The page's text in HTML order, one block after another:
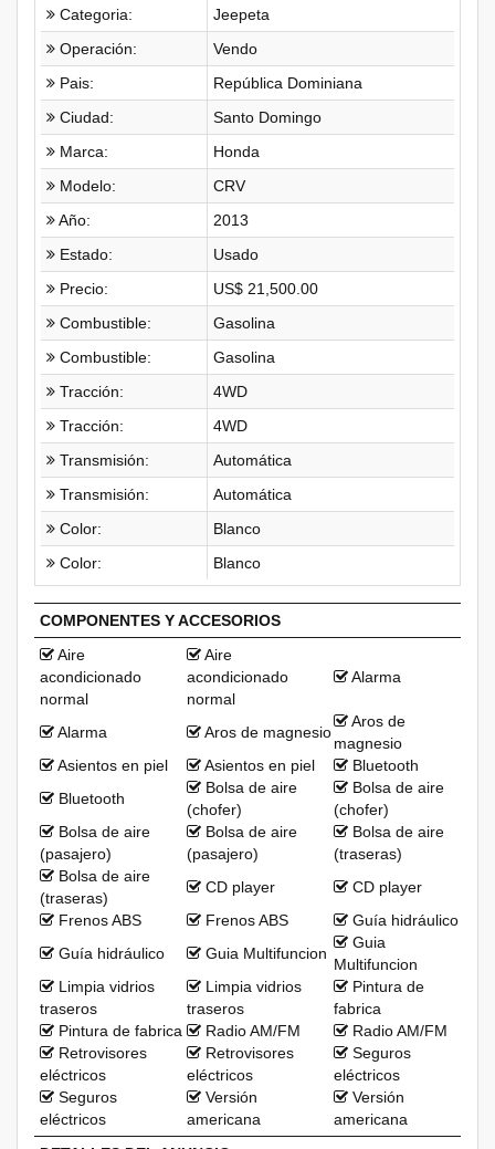
Categoria:
Jeepeta
Operación:
Vendo
Pais:
República Dominiana
Ciudad:
Santo Domingo
Marca:
Honda
Modelo:
CRV
Año:
2013
Estado:
Usado
Precio:
US$ 21,500.00
Combustible:
Gasolina
Combustible:
Gasolina
Tracción:
4WD
Tracción:
4WD
Transmisión:
Automática
Transmisión:
Automática
Color:
Blanco
Color:
Blanco
COMPONENTES Y ACCESORIOS
Aire
acondicionado
normal
Aire
acondicionado
normal
Alarma
Alarma Aros de magnesio
Aros de
magnesio
Asientos en piel
Asientos en piel
Bluetooth
Bluetooth
Bolsa de aire
(chofer)
Bolsa de aire
(chofer)
Bolsa de aire
(pasajero)
Bolsa de aire
(pasajero)
Bolsa de aire
(traseras)
Bolsa de aire
(traseras)
CD player
CD player
Frenos ABS
Frenos ABS
Guía hidráulico
Guía hidráulico
Guia Multifuncion
Guia
Multifuncion
Limpia vidrios
traseros
Limpia vidrios
traseros
Pintura de
fabrica
Pintura de fabrica
Radio AM/FM
Radio AM/FM
Retrovisores
eléctricos
Retrovisores
eléctricos
Seguros
eléctricos
Seguros
eléctricos
Versión
americana
Versión
americana